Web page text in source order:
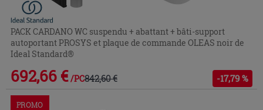
PACK CARDANO WC suspendu + abattant + bâti-support
autoportant PROSYS et plaque de commande OLEAS noir de
Ideal Standard®
692,66 € /PC842,60 € -17,79 %
PROMO